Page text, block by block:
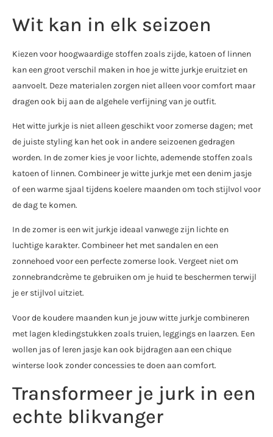
Wit kan in elk seizoen
Kiezen voor hoogwaardige stoffen zoals zijde, katoen of linnen
kan een groot verschil maken in hoe je witte jurkje eruitziet en
aanvoelt. Deze materialen zorgen niet alleen voor comfort maar
dragen ook bij aan de algehele verfijning van je outfit.
Het witte jurkje is niet alleen geschikt voor zomerse dagen; met
de juiste styling kan het ook in andere seizoenen gedragen
worden. In de zomer kies je voor lichte, ademende stoffen zoals
katoen of linnen. Combineer je witte jurkje met een denim jasje
of een warme sjaal tijdens koelere maanden om toch stijlvol voor
de dag te komen.
In de zomer is een wit jurkje ideaal vanwege zijn lichte en
luchtige karakter. Combineer het met sandalen en een
zonnehoed voor een perfecte zomerse look. Vergeet niet om
zonnebrandcrème te gebruiken om je huid te beschermen terwijl
je er stijlvol uitziet.
Voor de koudere maanden kun je jouw witte jurkje combineren
met lagen kledingstukken zoals truien, leggings en laarzen. Een
wollen jas of leren jasje kan ook bijdragen aan een chique
winterse look zonder concessies te doen aan comfort.
Transformeer je jurk in een
echte blikvanger